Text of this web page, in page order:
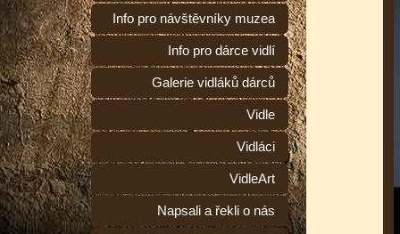
Info pro návštěvníky muzea
Info pro dárce vidlí
Galerie vidláků dárců
Vidle
Vidláci
VidleArt
Napsali a řekli o nás